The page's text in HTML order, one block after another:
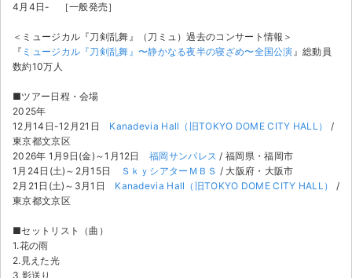
チケットジャム利用規約
プライバシーポリシー
公演登録依頼
不正転売禁止法について
チケットジャムの取り組み
4月4日- ［一般発売］
＜ミュージカル『刀剣乱舞』（刀ミュ）過去のコンサート情報＞
『 ミュージカル『刀剣乱舞』〜静かなる夜半の寝ざめ〜全国公演』総動員
数約10万人
■ツアー日程・会場
2025年
12月14日-12月21日 Kanadevia Hall（旧TOKYO DOME CITY HALL）
/
東京都文京区
2026年 1月9日(金)～1月12日福岡サンパレス / 福岡県・福岡市
1月24日(土)～2月15日
ＳｋｙシアターＭＢＳ / 大阪府・大阪市
2月21日(土)～3月1日 Kanadevia Hall（旧TOKYO DOME CITY HALL）
/
東京都文京区
■セットリスト（曲）
1.花の雨
2.見えた光
3.影送り